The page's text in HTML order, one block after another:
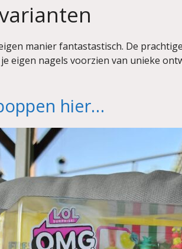
manier fantastastisch. De
eigen nagels voorzien van unieke
hier…